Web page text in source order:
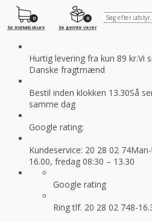
0
Se gemte varer
0
Se indkøbskurv
Hurtig levering fra kun 89 kr.Vi
Danske fragtmænd
Bestil inden klokken 13.30Så
samme dag
Google rating:
Kundeservice: 20 28 02 74
16.00, fredag 08:30 – 13.30
Google rating
Ring tlf. 20 28 02 748-